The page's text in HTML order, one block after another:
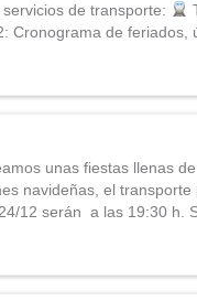
de transporte:
Cronograma de feriados,
unas fiestas llenas
navideñas, el
12 serán a las 19:30 h.